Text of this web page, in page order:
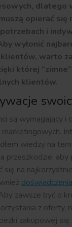
dlatego
opierać się
i
wyłonić
warto
której
klientów.
są wymagający i
wiedzy na
przeszkodzie,
się na
zawsze być o
z oferty,
zakupowej